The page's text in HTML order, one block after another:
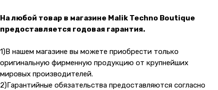
На любой товар в магазине Malik Techno Boutique
предоставляется годовая гарантия.
1)В нашем магазине вы можете приобрести только
оригинальную фирменную продукцию от крупнейших
мировых производителей.
2)Гарантийные обязательства предоставляются согласно